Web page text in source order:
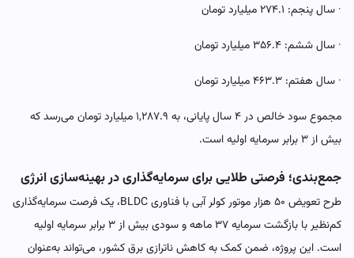
· سال پنجم: ۲۷۴.۱ میلیارد تومان
· سال ششم: ۳۵۶.۴ میلیارد تومان
· سال هفتم: ۴۶۳.۳ میلیارد تومان
مجموع سود خالص در ۴ سال پایانی، به ۱,۲۸۷.۹ میلیارد تومان می‌رسد که
بیش از ۳ برابر سرمایه اولیه است.
جمع‌بندی؛ فرصتی طلایی برای سرمایه‌گذاری در بهینه‌سازی انرژی
طرح تعویض ۵۰ هزار موتور کولر آبی با فناوری BLDC، یک فرصت سرمایه‌گذاری
کم‌نظیر با بازگشت سرمایه ۳۷ ماهه و سودی بیش از ۳ برابر سرمایه اولیه
است. این پروژه، ضمن کمک به کاهش ناترازی برق کشور، می‌تواند به‌عنوان